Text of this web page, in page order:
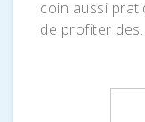
coin aussi
de profiter